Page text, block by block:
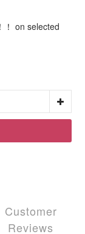
！ on selected
Customer
Reviews